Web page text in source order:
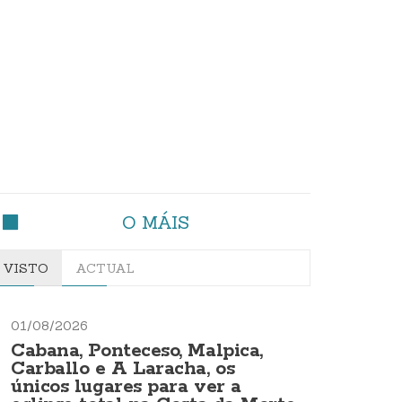
O MÁIS
VISTO ACTUAL
01/08/2026
Cabana, Ponteceso, Malpica,
Carballo e A Laracha, os
únicos lugares para ver a